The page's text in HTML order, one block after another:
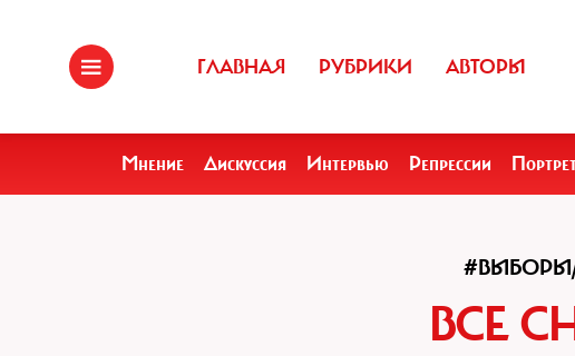
ГЛАВНАЯ РУБРИКИ АВТОРЫ
Мнение Дискуссия Интервью Репрессии
ВСЕ